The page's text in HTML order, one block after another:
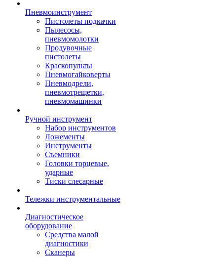
Пневмоинструмент
Пистолеты подкачки
Пылесосы,
пневмомолотки
Продувочные
пистолеты
Краскопульты
Пневмогайковерты
Пневмодрели,
пневмотрещетки,
пневмомашинки
Ручной инструмент
Набор инструментов
Ложементы
Инструменты
Съемники
Головки торцевые,
ударные
Тиски слесарные
Тележки инструментальные
Диагностическое
оборудование
Средства малой
диагностики
Сканеры